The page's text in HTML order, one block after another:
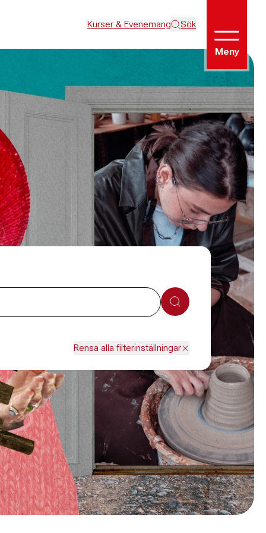
Kurser & Evenemang Sök
Meny
Sök
Rensa alla filterinställningar